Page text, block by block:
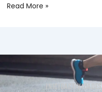
Read More »
INICIOACTIVIDADES